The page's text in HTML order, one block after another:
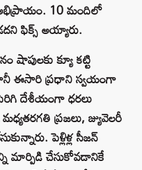
10 మందిలో
ఫిక్స్ అయ్యారు.
షాపులకు క్యూ కట్టి
ఈసారి ప్రధాని స్వయంగా
దేశీయంగా ధరలు
ప్రజలు, జ్యువెలరీ
పెళ్లిళ్ల సీజన్
మార్పిడి చేసుకోవడానికే